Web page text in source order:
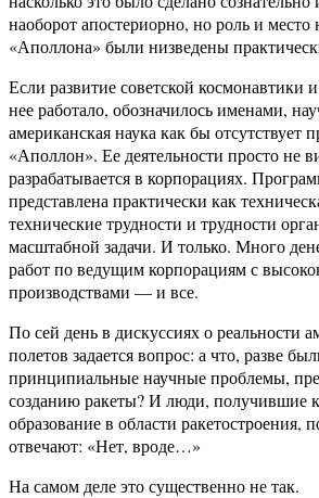
наоборот апостериорно, но роль и место
«Аполлона» были низведены
Если развитие советской космонавтики
нее работало, обозначилось именами,
американская наука как бы отсутствует
«Аполлон». Ее деятельности просто не
разрабатывается в корпорациях.
представлена практически как
технические трудности и трудности
масштабной задачи. И только. Много
работ по ведущим корпорациям с
производствами — и все.
По сей день в дискуссиях о реальности
полетов задается вопрос: а что, разве
принципиальные научные проблемы,
созданию ракеты? И люди, получившие
образование в области ракетостроения,
отвечают: «Нет, вроде…»
На самом деле это существенно не так.